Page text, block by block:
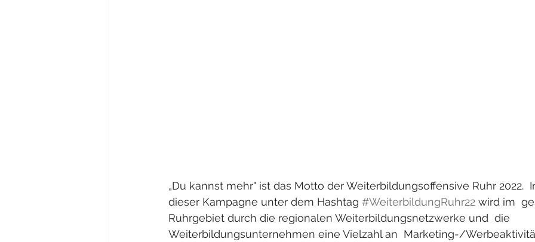
„Du kannst mehr" ist das Motto der Weiterbildungsoffensive Ruhr 2022.
dieser Kampagne unter dem Hashtag #WeiterbildungRuhr22 wird im
Ruhrgebiet durch die regionalen Weiterbildungsnetzwerke und  die
Weiterbildungsunternehmen eine Vielzahl an  Marketing-/